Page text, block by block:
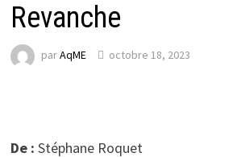
Revanche
parAqME octobre 18, 2023
De : Stéphane Roquet